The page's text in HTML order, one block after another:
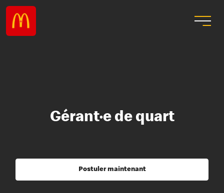
Gérant·e de quart
Postuler maintenant